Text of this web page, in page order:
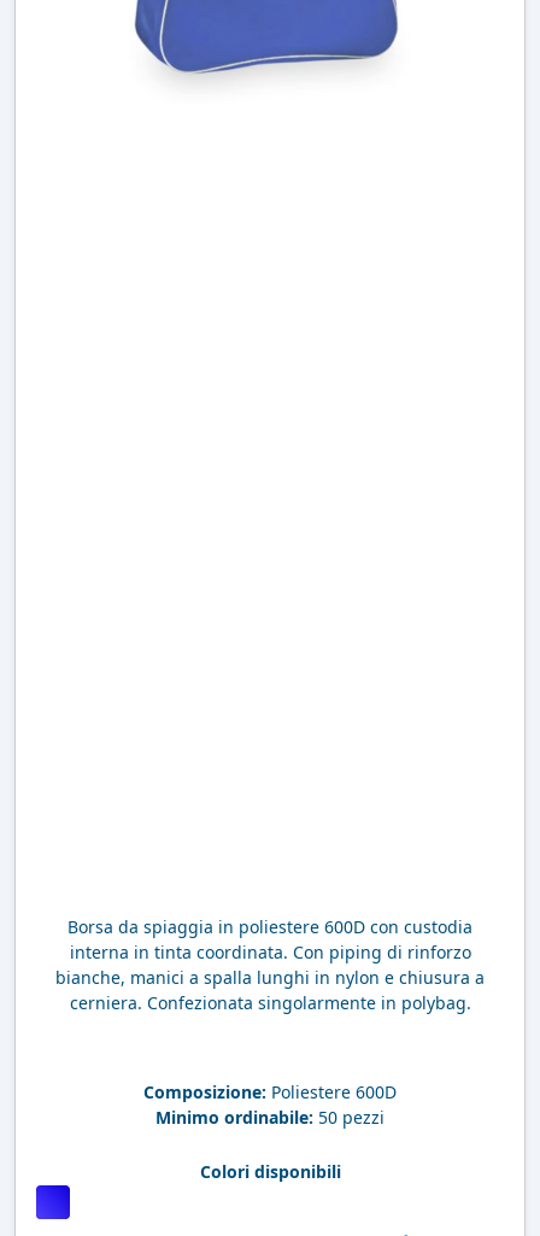
Borsa da spiaggia in poliestere 600D con custodia
interna in tinta coordinata. Con piping di rinforzo
bianche, manici a spalla lunghi in nylon e chiusura a
cerniera. Confezionata singolarmente in polybag.
Composizione: Poliestere 600D
Minimo ordinabile: 50 pezzi
Colori disponibili